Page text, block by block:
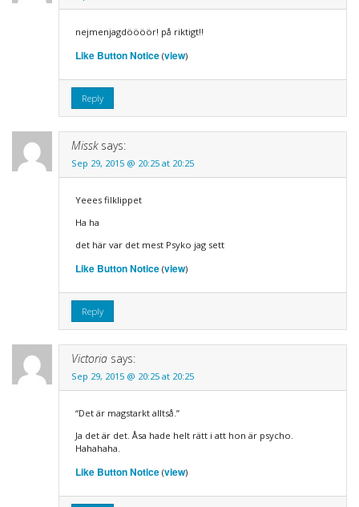
nejmenjagdöööör! på riktigt!!
Like Button Notice(view)
Reply
Missk says:
Sep 29, 2015 @ 20:25 at 20:25
Yeees filklippet
Ha ha
det här var det mest Psyko jag sett
Like Button Notice(view)
Reply
Victoria says:
Sep 29, 2015 @ 20:25 at 20:25
“Det är magstarkt alltså.”
Ja det är det. Åsa hade helt rätt i att hon är psycho.
Hahahaha.
Like Button Notice(view)